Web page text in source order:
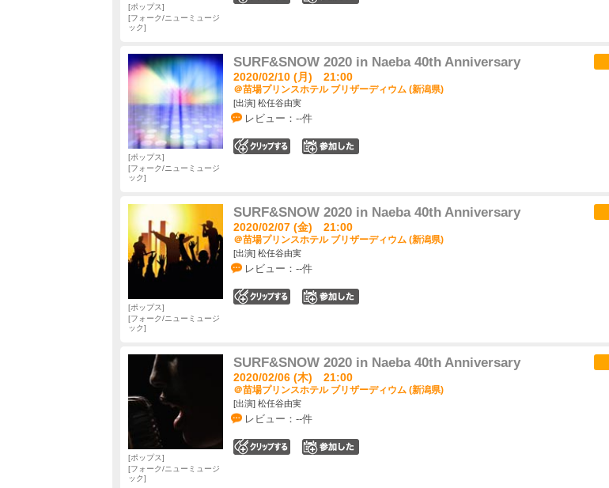
ポップス
フォーク/ニューミュージ
ック
SURF&SNOW 2020 in Naeba 40th Anniversary
2020/02/10 (月) 21:00
＠苗場プリンスホテル ブリザーディウム (新潟県)
[出演] 松任谷由実
レビュー：--件
ポップス
フォーク/ニューミュージ
ック
SURF&SNOW 2020 in Naeba 40th Anniversary
2020/02/07 (金) 21:00
＠苗場プリンスホテル ブリザーディウム (新潟県)
[出演] 松任谷由実
レビュー：--件
ポップス
フォーク/ニューミュージ
ック
SURF&SNOW 2020 in Naeba 40th Anniversary
2020/02/06 (木) 21:00
＠苗場プリンスホテル ブリザーディウム (新潟県)
[出演] 松任谷由実
レビュー：--件
ポップス
フォーク/ニューミュージ
ック